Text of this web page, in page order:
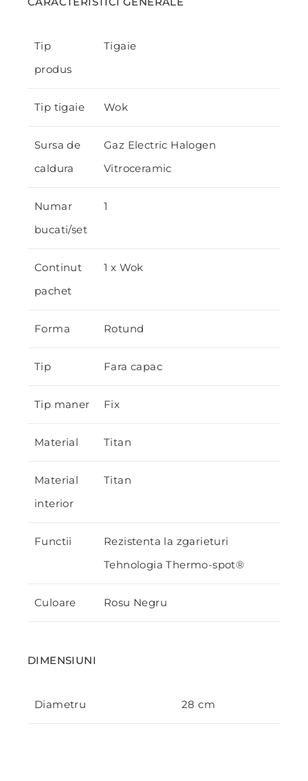
Tip
produs
Tigaie
Tip tigaie Wok
Sursa de
caldura
Gaz Electric Halogen
Vitroceramic
Numar
bucati/set
1
Continut
pachet
1 x Wok
Forma Rotund
Tip Fara capac
Tip maner Fix
Material Titan
Material
interior
Titan
Functii
Rezistenta la zgarieturi
Tehnologia Thermo-spot®
Culoare Rosu Negru
DIMENSIUNI
Diametru 28 cm